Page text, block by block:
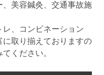
美容鍼灸、交通事故施
レ、コンビネーション
取り揃えておりますの
ください。